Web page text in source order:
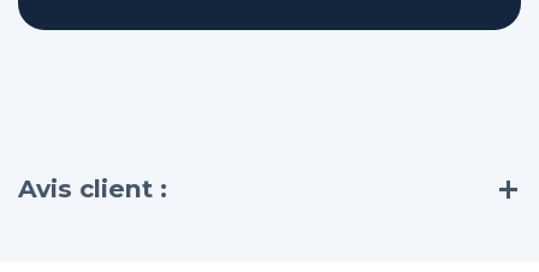
Avis client :